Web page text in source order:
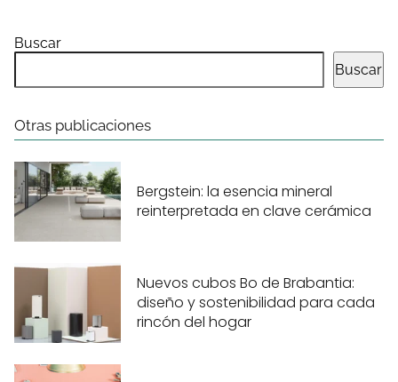
Buscar
Buscar
Otras publicaciones
Bergstein: la esencia mineral
reinterpretada en clave cerámica
Nuevos cubos Bo de Brabantia:
diseño y sostenibilidad para cada
rincón del hogar